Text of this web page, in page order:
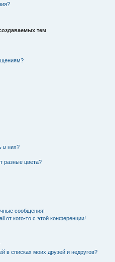
тем
в них?
разные цвета?
сообщения!
от кого-то с этой конференции!
в списках моих друзей и недругов?